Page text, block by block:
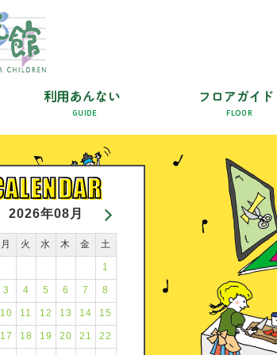
2026年08月
月 火 水 木 金 土
1
3 4 5 6 7 8
10 11 12 13 14 15
17 18 19 20 21 22